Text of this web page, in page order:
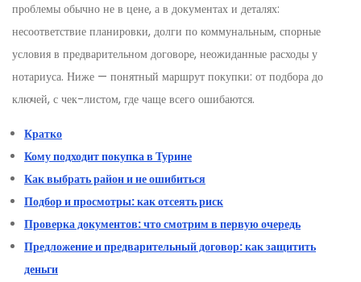
проблемы обычно не в цене, а в документах и деталях:
несоответствие планировки, долги по коммунальным, спорные
условия в предварительном договоре, неожиданные расходы у
нотариуса. Ниже — понятный маршрут покупки: от подбора до
ключей, с чек-листом, где чаще всего ошибаются.
Кратко
Кому подходит покупка в Турине
Как выбрать район и не ошибиться
Подбор и просмотры: как отсеять риск
Проверка документов: что смотрим в первую очередь
Предложение и предварительный договор: как защитить
деньги